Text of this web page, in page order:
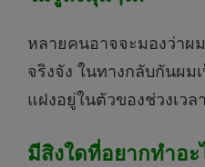
หลายคนอาจจะมองว่าผ
จริงจัง ในทางกลับกันผม
แฝงอยู่ในตัวของช่วงเว
มีสิงใดที่อยากทำอะ